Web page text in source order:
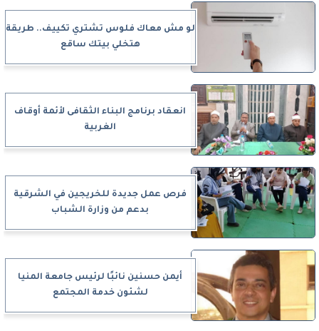
لو مش معاك فلوس تشتري تكييف.. طريقة
هتخلي بيتك ساقع
انعقاد برنامج البناء الثقافى لأئمة أوقاف
الغربية
فرص عمل جديدة للخريجين في الشرقية
بدعم من وزارة الشباب
أيمن حسنين نائبًا لرئيس جامعة المنيا
لشئون خدمة المجتمع